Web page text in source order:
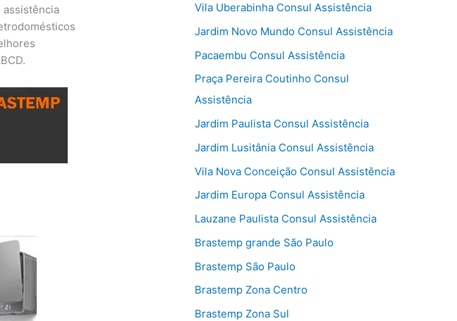
assistência
Vila Uberabinha Consul Assistência
Jardim Novo Mundo Consul Assistência
Pacaembu Consul Assistência
Praça Pereira Coutinho Consul
Assistência
Jardim Paulista Consul Assistência
Jardim Lusitânia Consul Assistência
Vila Nova Conceição Consul Assistência
Jardim Europa Consul Assistência
Lauzane Paulista Consul Assistência
Brastemp grande São Paulo
Brastemp São Paulo
Brastemp Zona Centro
Brastemp Zona Sul